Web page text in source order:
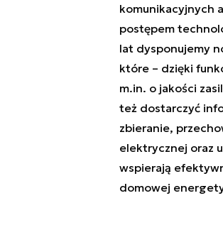
komunikacyjnych
postępem
lat dysponujemy
które – dzięki
m.in. o jakości
też dostarczyć
zbieranie,
elektrycznej oraz
wspierają
domowej